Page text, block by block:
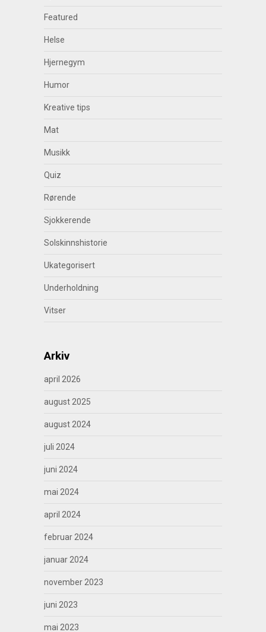
Featured
Helse
Hjernegym
Humor
Kreative tips
Mat
Musikk
Quiz
Rørende
Sjokkerende
Solskinnshistorie
Ukategorisert
Underholdning
Vitser
Arkiv
april 2026
august 2025
august 2024
juli 2024
juni 2024
mai 2024
april 2024
februar 2024
januar 2024
november 2023
juni 2023
mai 2023